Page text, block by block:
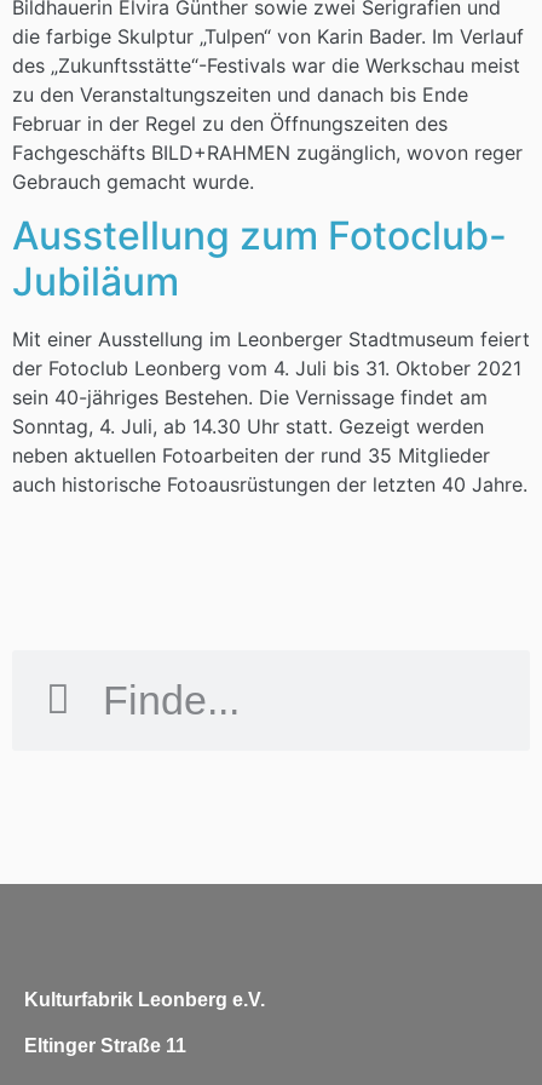
Bildhauerin Elvira Günther sowie zwei Serigrafien und
die farbige Skulptur „Tulpen“ von Karin Bader. Im Verlauf
des „Zukunftsstätte“-Festivals war die Werkschau meist
zu den Veranstaltungszeiten und danach bis Ende
Februar in der Regel zu den Öffnungszeiten des
Fachgeschäfts BILD+RAHMEN zugänglich, wovon reger
Gebrauch gemacht wurde.
Ausstellung zum Fotoclub-
Jubiläum
Mit einer Ausstellung im Leonberger Stadtmuseum feiert
der Fotoclub Leonberg vom 4. Juli bis 31. Oktober 2021
sein 40-jähriges Bestehen. Die Vernissage findet am
Sonntag, 4. Juli, ab 14.30 Uhr statt. Gezeigt werden
neben aktuellen Fotoarbeiten der rund 35 Mitglieder
auch historische Fotoausrüstungen der letzten 40 Jahre.
Kulturfabrik Leonberg e.V.
Eltinger Straße 11